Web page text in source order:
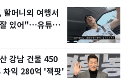
머니외 여행서
있어"…유튜브
강남 건물 450
익 280억 '잭팟'